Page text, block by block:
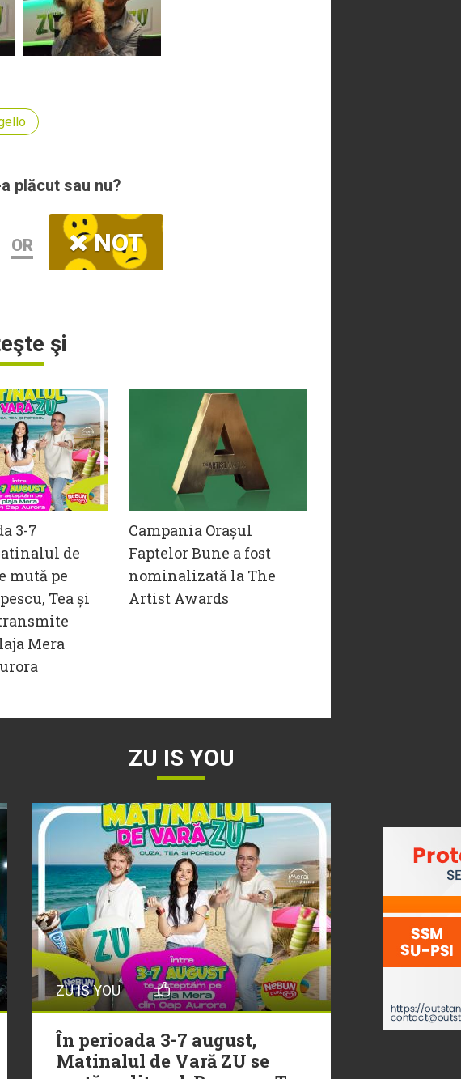
plăcut sau nu?
OR NOT
şi
3-7
de
mută pe
Tea și
Mera
Campania Orașul
Faptelor Bune a fost
nominalizată la The
Artist Awards
ZU IS YOU
ZU IS YOU
În perioada 3-7 august,
Matinalul de Vară ZU se